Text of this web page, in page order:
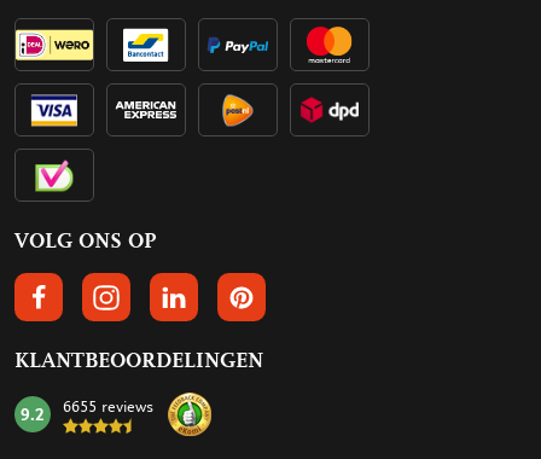
VOLG ONS OP
VOLGS ONS OP FACEBOOK
VOLG ONS OP INSTAGRAM
VOLG ONS OP LINKEDIN
VOLG ONS OP PINTEREST
KLANTBEOORDELINGEN
mark:
9.2 6655 reviews